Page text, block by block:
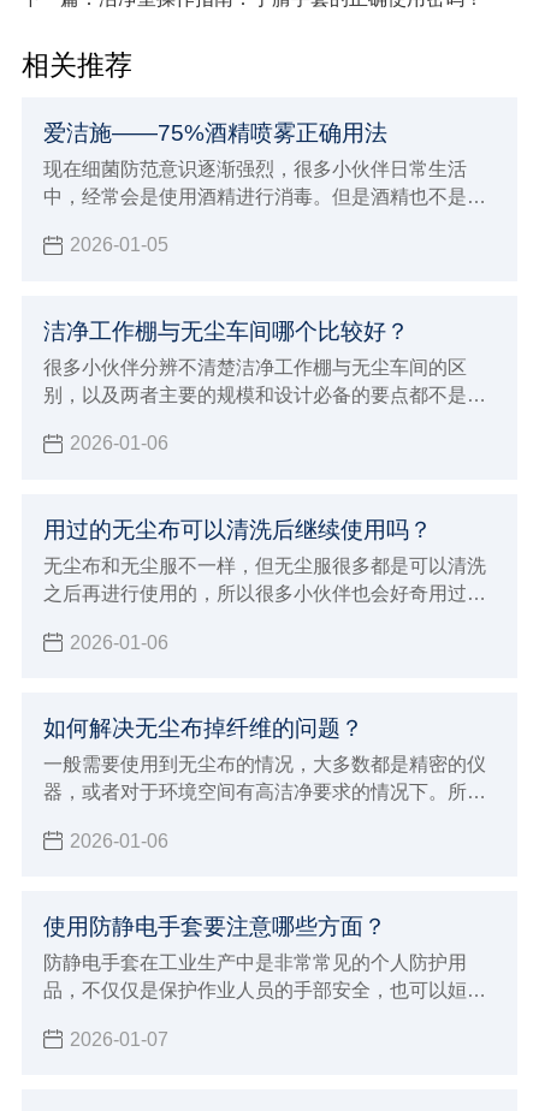
相关推荐
爱洁施——75%酒精喷雾正确用法
现在细菌防范意识逐渐强烈，很多小伙伴日常生活
中，经常会是使用酒精进行消毒。但是酒精也不是随
喷雾正确用，了解正确的使用领域，也可以对照一下
2026-01-05
洁净工作棚与无尘车间哪个比较好？
很多小伙伴分辨不清楚洁净工作棚与无尘车间的区
别，以及两者主要的规模和设计必备的要点都不是很
的应用领域是不一样的，所以本次小辉来做详细的介
2026-01-06
用过的无尘布可以清洗后继续使用吗？
无尘布和无尘服不一样，但无尘服很多都是可以清洗
之后再进行使用的，所以很多小伙伴也会好奇用过的
家一下，让大家对无尘布产品有个基本的认识和了
2026-01-06
如何解决无尘布掉纤维的问题？
一般需要使用到无尘布的情况，大多数都是精密的仪
器，或者对于环境空间有高洁净要求的情况下。所以
何解决无尘布掉纤维的问题？要想解决无尘布掉纤维
题。
2026-01-06
使用防静电手套要注意哪些方面？
防静电手套在工业生产中是非常常见的个人防护用
品，不仅仅是保护作业人员的手部安全，也可以姮好
程中也有一些事项，下面小辉就来学习的给大家介绍
2026-01-07